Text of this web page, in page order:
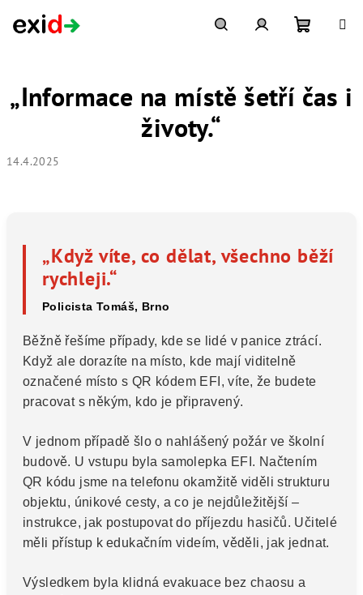
košík
„Informace na místě šetří čas i
životy.“
14.4.2025
„Když víte, co dělat, všechno běží
rychleji.“
Policista Tomáš, Brno
Běžně řešíme případy, kde se lidé v panice ztrácí.
Když ale dorazíte na místo, kde mají viditelně
označené místo s QR kódem EFI, víte, že budete
pracovat s někým, kdo je připravený.
V jednom případě šlo o nahlášený požár ve školní
budově. U vstupu byla samolepka EFI. Načtením
QR kódu jsme na telefonu okamžitě viděli strukturu
objektu, únikové cesty, a co je nejdůležitější –
instrukce, jak postupovat do příjezdu hasičů. Učitelé
měli přístup k edukačním videím, věděli, jak jednat.
Výsledkem byla klidná evakuace bez chaosu a